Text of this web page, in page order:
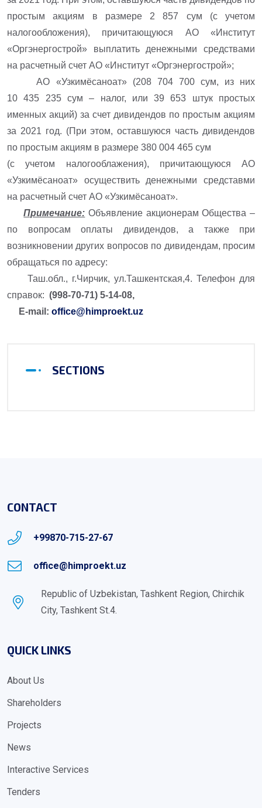
SECTIONS
простым акциям в размере 2 857 сум (с учетом
налогообложения), причитающуюся АО «Институт
«Оргэнергострой» выплатить денежными средствами
на расчетный счет АО «Институт «Оргэнергострой»;
АО «Узкимёсаноат» (208 704 700 сум, из них
10 435 235 сум – налог, или 39 653 штук простых
именных акций) за счет дивидендов по простым акциям
за 2021 год. (При этом, оставшуюся часть дивидендов
по простым акциям в размере 380 004 465 сум
(с учетом налогооблажения), причитающуюся АО
«Узкимёсаноат» осуществить денежными средставми
на расчетный счет АО «Узкимёсаноат».
Примечание: Объявление акционерам Общества –
по вопросам оплаты дивидендов, а также при
возникновении других вопросов по дивидендам, просим
обращаться по адресу:
Таш.обл., г.Чирчик, ул.Ташкентская,4. Телефон для
справок: (998-70-71) 5-14-08,
E-mail: office@himproekt.uz
CONTACT
+99870-715-27-67
office@himproekt.uz
Republic of Uzbekistan, Tashkent Region, Chirchik
City, Tashkent St.4.
QUICK LINKS
About Us
Shareholders
Projects
News
Interactive Services
Tenders